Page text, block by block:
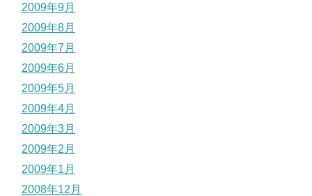
2009年9月
2009年8月
2009年7月
2009年6月
2009年5月
2009年4月
2009年3月
2009年2月
2009年1月
2008年12月